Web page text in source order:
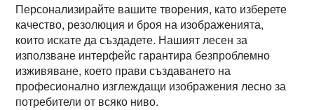
Персонализирайте вашите творения, като изберете
качество, резолюция и броя на изображенията,
които искате да създадете. Нашият лесен за
използване интерфейс гарантира безпроблемно
изживяване, което прави създаването на
професионално изглеждащи изображения лесно за
потребители от всяко ниво.